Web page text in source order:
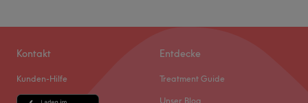
Kontakt
Kunden-Hilfe
Entdecke
Treatment Guide
Unser Blog